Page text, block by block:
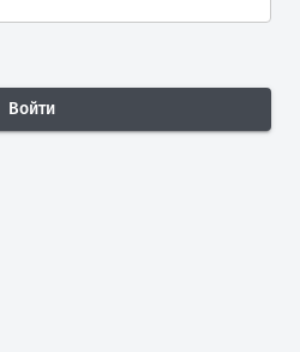
Войти